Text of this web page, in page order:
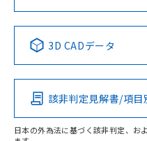
Pb Hg
O
3D CADデータ
該非判定見解書/項目
日本の外為法に基づく該非判定、お